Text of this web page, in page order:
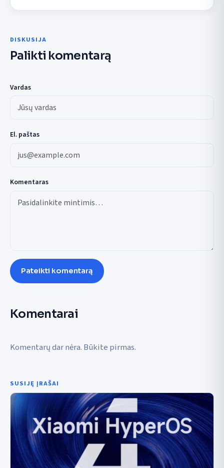
DISKUSIJA
Palikti komentarą
Vardas
El. paštas
Komentaras
Pateikti komentarą
Komentarai
Komentarų dar nėra. Būkite pirmas.
SUSIJĘ ĮRAŠAI